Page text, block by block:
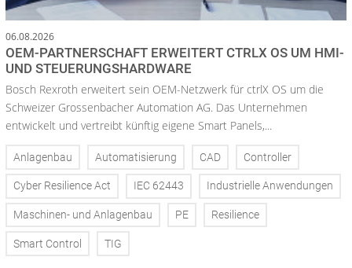
06.08.2026
OEM-PARTNERSCHAFT ERWEITERT CTRLX OS UM HMI-
UND STEUERUNGSHARDWARE
Bosch Rexroth erweitert sein OEM-Netzwerk für ctrlX OS um die
Schweizer Grossenbacher Automation AG. Das Unternehmen
entwickelt und vertreibt künftig eigene Smart Panels,...
Anlagenbau Automatisierung CAD Controller
Cyber Resilience Act IEC 62443 Industrielle Anwendungen
Maschinen- und Anlagenbau PE Resilience
Smart Control TIG